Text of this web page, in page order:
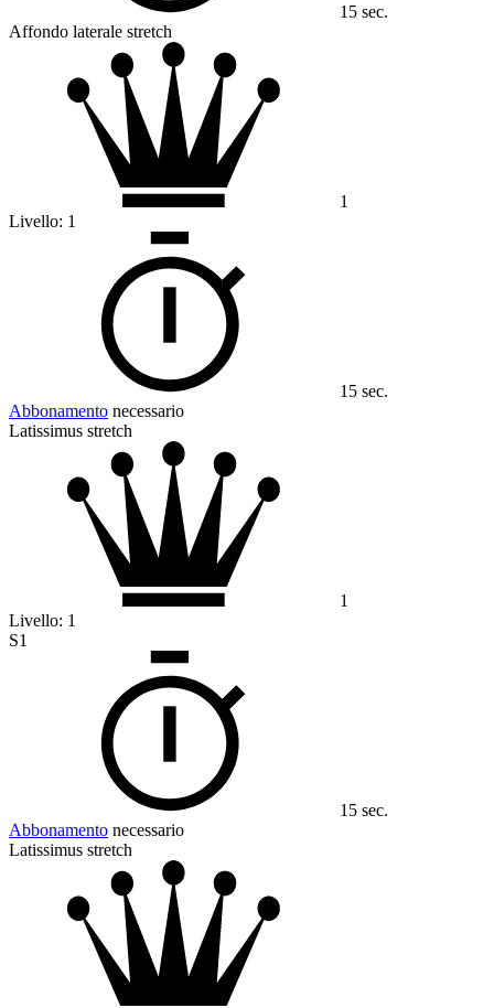
15 sec.
Affondo laterale stretch
1
Livello: 1
15 sec.
Abbonamento necessario
Latissimus stretch
1
Livello: 1
S1
15 sec.
Abbonamento necessario
Latissimus stretch